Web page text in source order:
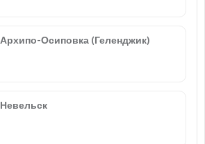
Архипо-Осиповка (Геленджик)
Невельск